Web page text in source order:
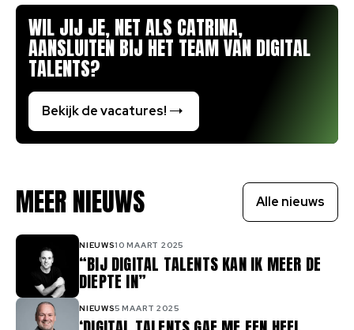
WIL JIJ JE, NET ALS CATRINA,
AANSLUITEN BIJ HET TEAM VAN DIGITAL
TALENTS?
Bekijk de vacatures!
MEER NIEUWS Alle nieuws
“BIJ DIGITAL TALENTS KAN IK MEER DE
DIEPTE IN”
NIEUWS10 MAART 2025
NIEUWS5 MAART 2025